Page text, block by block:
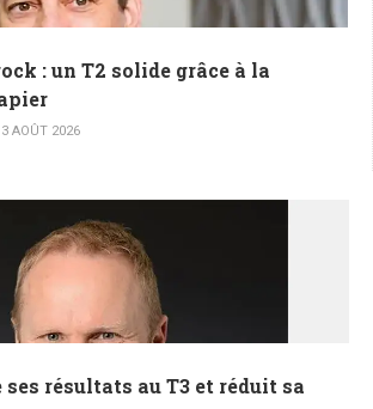
: un T2 solide grâce à la
3 AOÛT 2026
résultats au T3 et réduit sa